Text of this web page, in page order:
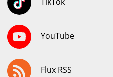
TikTok
YouTube
Flux RSS